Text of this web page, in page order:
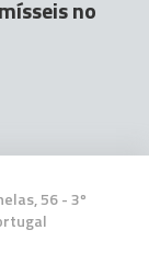
no
56 - 3º